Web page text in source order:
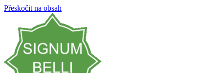
Přeskočit na obsah